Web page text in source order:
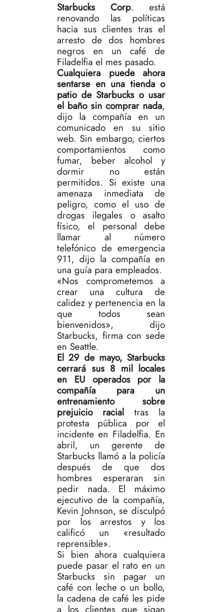
Starbucks Corp. está
renovando las políticas
hacia sus clientes tras el
arresto de dos hombres
negros en un café de
Filadelfia el mes pasado.
Cualquiera puede ahora
sentarse en una tienda o
patio de Starbucks o usar
el baño sin comprar nada,
dijo la compañía en un
comunicado en su sitio
web. Sin embargo, ciertos
comportamientos como
fumar, beber alcohol y
dormir no están
permitidos. Si existe una
amenaza inmediata de
peligro, como el uso de
drogas ilegales o asalto
físico, el personal debe
llamar al número
telefónico de emergencia
911, dijo la compañía en
una guía para empleados.
«Nos comprometemos a
crear una cultura de
calidez y pertenencia en la
que todos sean
bienvenidos», dijo
Starbucks, firma con sede
en Seattle.
El 29 de mayo, Starbucks
cerrará sus 8 mil locales
en EU operados por la
compañía para un
entrenamiento sobre
prejuicio racial tras la
protesta pública por el
incidente en Filadelfia. En
abril, un gerente de
Starbucks llamó a la policía
después de que dos
hombres esperaran sin
pedir nada. El máximo
ejecutivo de la compañía,
Kevin Johnson, se disculpó
por los arrestos y los
calificó un «resultado
reprensible».
Si bien ahora cualquiera
puede pasar el rato en un
Starbucks sin pagar un
café con leche o un bollo,
la cadena de café les pide